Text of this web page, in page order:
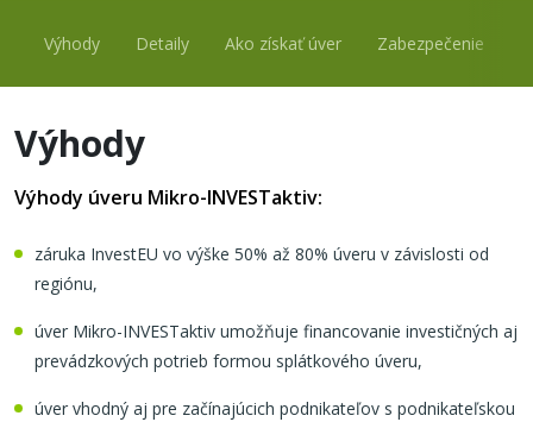
Výhody Detaily Ako získať úver Zabezpečenie
Výhody
Výhody úveru Mikro-INVESTaktiv:
záruka InvestEU vo výške 50% až 80% úveru v závislosti od
regiónu,
úver Mikro-INVESTaktiv umožňuje financovanie investičných aj
prevádzkových potrieb formou splátkového úveru,
úver vhodný aj pre začínajúcich podnikateľov s podnikateľskou